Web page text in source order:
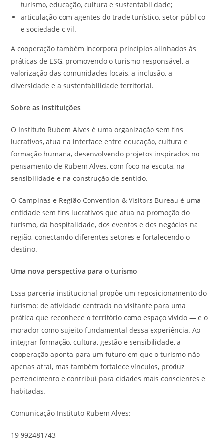
turismo, educação, cultura e sustentabilidade;
articulação com agentes do trade turístico, setor público
e sociedade civil.
A cooperação também incorpora princípios alinhados às
práticas de ESG, promovendo o turismo responsável, a
valorização das comunidades locais, a inclusão, a
diversidade e a sustentabilidade territorial.
Sobre as instituições
O Instituto Rubem Alves é uma organização sem fins
lucrativos, atua na interface entre educação, cultura e
formação humana, desenvolvendo projetos inspirados no
pensamento de Rubem Alves, com foco na escuta, na
sensibilidade e na construção de sentido.
O Campinas e Região Convention & Visitors Bureau é uma
entidade sem fins lucrativos que atua na promoção do
turismo, da hospitalidade, dos eventos e dos negócios na
região, conectando diferentes setores e fortalecendo o
destino.
Uma nova perspectiva para o turismo
Essa parceria institucional propõe um reposicionamento do
turismo: de atividade centrada no visitante para uma
prática que reconhece o território como espaço vivido — e o
morador como sujeito fundamental dessa experiência. Ao
integrar formação, cultura, gestão e sensibilidade, a
cooperação aponta para um futuro em que o turismo não
apenas atrai, mas também fortalece vínculos, produz
pertencimento e contribui para cidades mais conscientes e
habitadas.
Comunicação Instituto Rubem Alves:
19 992481743